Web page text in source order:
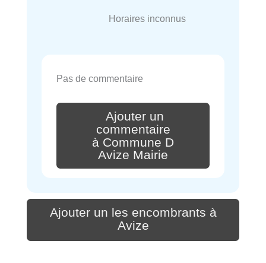
Horaires inconnus
Pas de commentaire
Ajouter un
commentaire
à Commune D
Avize Mairie
Ajouter un les encombrants à
Avize